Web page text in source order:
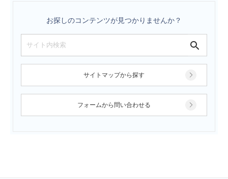
お探しのコンテンツが見つかりませんか？
サイトマップから探す
フォームから問い合わせる